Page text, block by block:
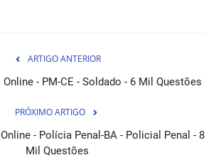
ARTIGO ANTERIOR
- PM-CE - Soldado - 6 Mil Questões
PRÓXIMO ARTIGO
- Polícia Penal-BA - Policial Penal - 8
Mil Questões